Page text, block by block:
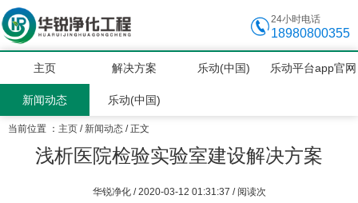
24小时电话
18980800355
主页 解决方案 乐动(中国) 乐动平台app官网
新闻动态 乐动(中国)
当前位置 ： 主页 / 新闻动态 / 正文
浅析医院检验实验室建设解决方案
华锐净化 / 2020-03-12 01:31:37 / 阅读次